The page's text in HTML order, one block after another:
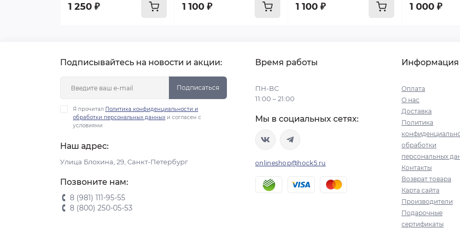
1 250 ₽ 1 100 ₽ 1 100 ₽ 1 000 ₽
Подписывайтесь на новости и акции:
Подписаться
Я прочитал Политика конфиденциальности и
обработки персональных данных и согласен с
условиями
Наш адрес:
Улица Блохина, 29, Санкт-Петербург
Позвоните нам:
8 (981) 111-95-55
8 (800) 250-05-53
Время работы
ПН-ВС
11:00 – 21:00
Мы в социальных сетях:
onlineshop@hock5.ru
Информация
Оплата
О нас
Доставка
Политика
обработки
персональных
Контакты
Возврат товара
Карта сайта
Производители
Подарочные
сертификаты